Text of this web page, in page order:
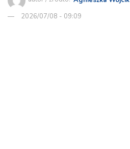
2026/07/08 - 09:09